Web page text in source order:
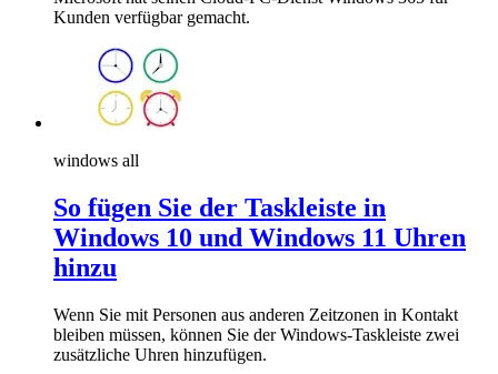
Kunden verfügbar gemacht.
windows all
So fügen Sie der Taskleiste in
Windows 10 und Windows 11 Uhren
hinzu
Wenn Sie mit Personen aus anderen Zeitzonen in Kontakt
bleiben müssen, können Sie der Windows-Taskleiste zwei
zusätzliche Uhren hinzufügen.